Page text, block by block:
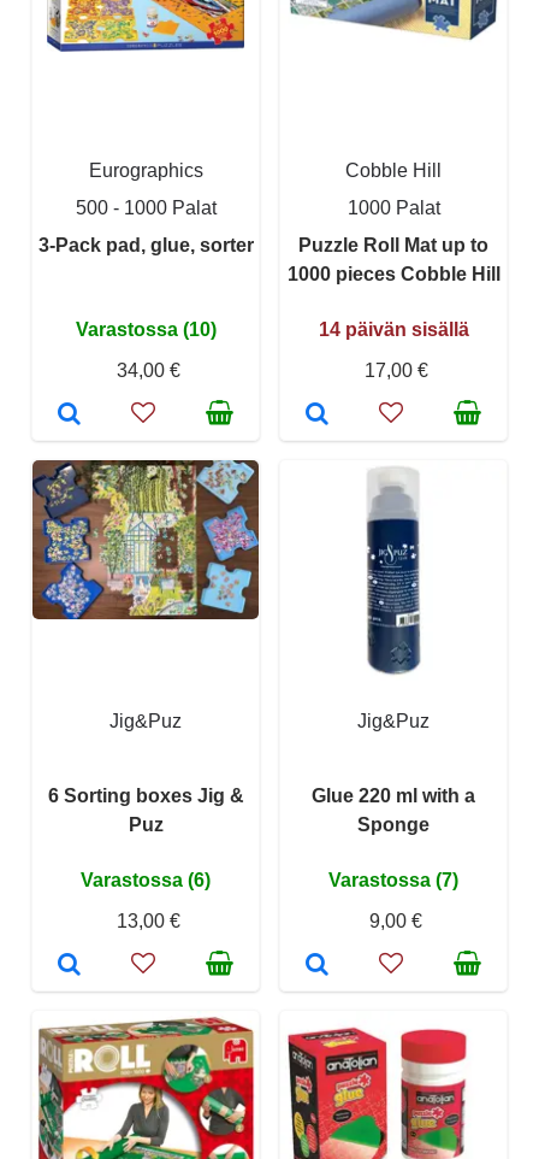
Eurographics
500 - 1000 Palat
3-Pack pad, glue, sorter
Varastossa (10)
34,00 €
Cobble Hill
1000 Palat
Puzzle Roll Mat up to
1000 pieces Cobble Hill
14 päivän sisällä
17,00 €
Jig&Puz
6 Sorting boxes Jig &
Puz
Varastossa (6)
13,00 €
Jig&Puz
Glue 220 ml with a
Sponge
Varastossa (7)
9,00 €